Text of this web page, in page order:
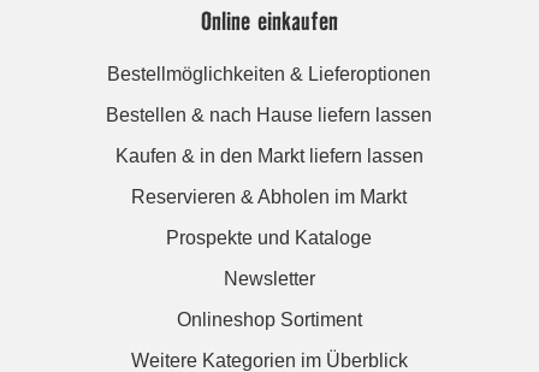
Online einkaufen
Bestellmöglichkeiten & Lieferoptionen
Bestellen & nach Hause liefern lassen
Kaufen & in den Markt liefern lassen
Reservieren & Abholen im Markt
Prospekte und Kataloge
Newsletter
Onlineshop Sortiment
Weitere Kategorien im Überblick